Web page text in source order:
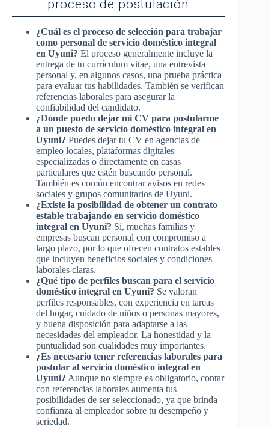
proceso de postulación
¿Cuál es el proceso de selección para trabajar
como personal de servicio doméstico integral
en Uyuni? El proceso generalmente incluye la
entrega de tu currículum vitae, una entrevista
personal y, en algunos casos, una prueba práctica
para evaluar tus habilidades. También se verifican
referencias laborales para asegurar la
confiabilidad del candidato.
¿Dónde puedo dejar mi CV para postularme
a un puesto de servicio doméstico integral en
Uyuni? Puedes dejar tu CV en agencias de
empleo locales, plataformas digitales
especializadas o directamente en casas
particulares que estén buscando personal.
También es común encontrar avisos en redes
sociales y grupos comunitarios de Uyuni.
¿Existe la posibilidad de obtener un contrato
estable trabajando en servicio doméstico
integral en Uyuni? Sí, muchas familias y
empresas buscan personal con compromiso a
largo plazo, por lo que ofrecen contratos estables
que incluyen beneficios sociales y condiciones
laborales claras.
¿Qué tipo de perfiles buscan para el servicio
doméstico integral en Uyuni? Se valoran
perfiles responsables, con experiencia en tareas
del hogar, cuidado de niños o personas mayores,
y buena disposición para adaptarse a las
necesidades del empleador. La honestidad y la
puntualidad son cualidades muy importantes.
¿Es necesario tener referencias laborales para
postular al servicio doméstico integral en
Uyuni? Aunque no siempre es obligatorio, contar
con referencias laborales aumenta tus
posibilidades de ser seleccionado, ya que brinda
confianza al empleador sobre tu desempeño y
seriedad.